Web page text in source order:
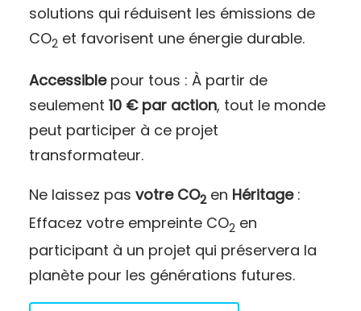
solutions qui réduisent les émissions de
CO2 et favorisent une énergie durable.
Accessiblepour tous : À partir de
seulement 10 € par action, tout le monde
peut participer à ce projet
transformateur.
Ne laissez pas votre CO2en Héritage:
Effacez votre empreinte CO2 en
participant à un projet qui préservera la
planète pour les générations futures.